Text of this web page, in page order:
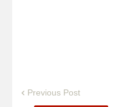
Previous Post